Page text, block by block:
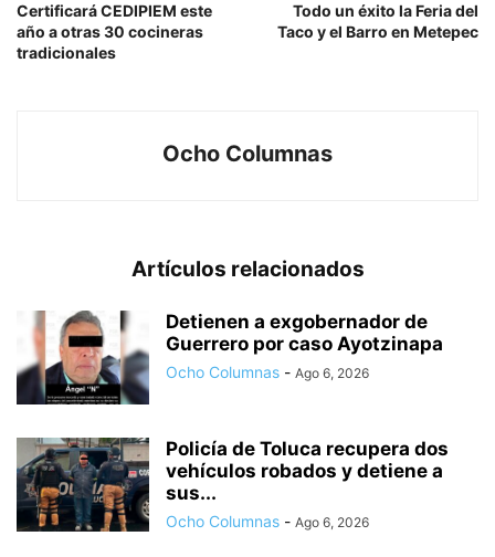
Certificará CEDIPIEM este
año a otras 30 cocineras
tradicionales
Todo un éxito la Feria del
Taco y el Barro en Metepec
Ocho Columnas
Artículos relacionados
Detienen a exgobernador de
Guerrero por caso Ayotzinapa
Ocho Columnas - Ago 6, 2026
Policía de Toluca recupera dos
vehículos robados y detiene a
sus...
Ocho Columnas - Ago 6, 2026